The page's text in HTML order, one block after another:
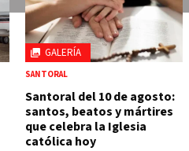
GALERÍA
SANTORAL
Santoral del 10 de agosto:
santos, beatos y mártires
que celebra la Iglesia
católica hoy